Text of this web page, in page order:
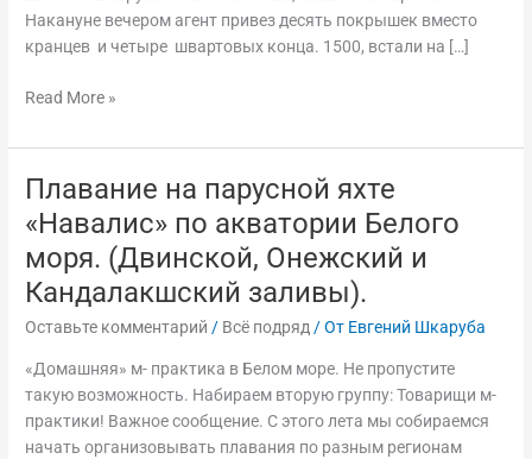
Накануне вечером агент привез десять покрышек вместо
кранцев и четыре швартовых конца. 1500, встали на […]
Read More »
Плавание на парусной яхте
«Навалис» по акватории Белого
моря. (Двинской, Онежский и
Кандалакшский заливы).
Оставьте комментарий / Всё подряд/ От Евгений Шкаруба
«Домашняя» м- практика в Белом море. Не пропустите
такую возможность. Набираем вторую группу: Товарищи м-
практики! Важное сообщение. С этого лета мы собираемся
начать организовывать плавания по разным регионам
Плавание
на
парусной
яхте
«Навалис»
Белого
моря.
(Двинской,
Онежский